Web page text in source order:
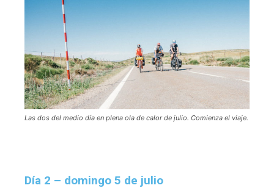
Las dos del medio día en plena ola de calor de julio. Comienza el viaje.
Día 2 – domingo 5 de julio